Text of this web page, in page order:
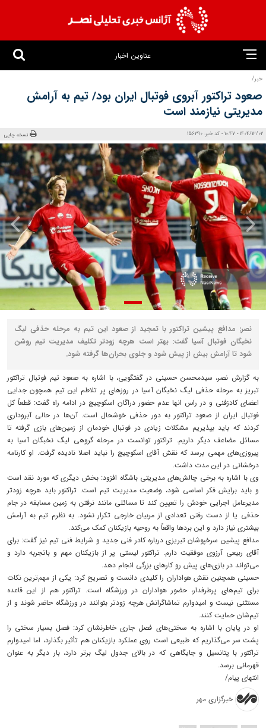
عناوین اخبار
خبر/
صعود تراکتور آبروی فوتبال ایران بود/ تیم به آرامش
مدیریتی نیازمند است
1404/12/02 - 10:47 - کد خبر: 156390 نسخه چاپی
نصر: مدافع پیشین تراکتور با تمجید از صعود این تیم به مرحله حذفی لیگ
نخبگان فوتبال آسیا گفت: بهتر است هرچه زودتر تکلیف مدیریت تیم روشن
شود تا آرامش بیش از پیش شود و جلوی بحران‌ها گرفته شود.
به گزارش نصر، سیدمحسن حسینی در گفتگویی، با اشاره به صعود تیم فوتبال تراکتور
تبریز به مرحله حذفی لیگ نخبگان آسیا در روزهای پر تلاطم این تیم همچون جدایی
اعضای کادزفنی و در راس انها عدم حضور دراگان اسکوچیچ در ادامه راه گفت: قطعاً کل
فوتبال ایران از صعود تراکتور به دور حذفی خوشحال است. آن‌ها در حالی آبروداری
کردند که باید بپذیریم مشکلات زیادی در فوتبال خودمان از زمین‌های بازی گرفته تا
مسائل مضاعف دیگر داریم. تراکتور توانست در مرحله گروهی لیگ نخبگان آسیا به
پیروزی‌های مهمی برسد که نقش آقای اسکوچیچ را نباید اصلا نادیده گرفت. او کارنامه
درخشانی در این مدت داشت.
وی با اشاره به برخی چالش‌های مدیریتی باشگاه افزود: بخش دیگری که مورد نقد است
و باید برایش فکر اساسی شود، وضعیت مدیریت تیم است. تراکتور باید هرچه زودتر
مدیرعامل اجرایی خودش را تعیین کند تا مسائلی مانند نرفتن به زمین مسابقه در جام
حذفی یا از دست رفتن تعدادی از مربیان خارجی تکرار نشود. به نظرم تیم به آرامش
بیشتری نیاز دارد و این بردها واقعاً به روحیه بازیکنان کمک می‌کند.
مدافع پیشین سرخپوشان تبریزی درباره کادر فنی جدید و شرایط فنی تیم نیز گفت: برای
آقای ربیعی آرزوی موفقیت دارم. تراکتور لیستی پر از بازیکنان مهم و باتجربه دارد و
می‌تواند در بازی‌های پیش رو کارهای بزرگی انجام دهد.
حسینی همچنین نقش هواداران را کلیدی دانست و تصریح کرد: یکی از مهم‌ترین نکات
برای تیم‌های پرطرفدار، حضور هواداران در ورزشگاه است. تراکتور هم از این قاعده
مستثنی نیست و امیدوارم تماشاگرانش هرچه زودتر بتوانند در ورزشگاه حاضر شوند و از
تیم‌شان حمایت کنند.
او در پایان با اشاره به سختی‌های فصل جاری خاطرنشان کرد: فصل بسیار سختی را
پشت سر می‌گذاریم که طبیعی است روی عملکرد بازیکنان هم تأثیر بگذارد، اما امیدوارم
تراکتور با پتانسیل و جایگاهی که در بالای جدول لیگ برتر دارد، بار دیگر به عنوان
قهرمانی برسد.
انتهای پیام/
خبرگزاری مهر